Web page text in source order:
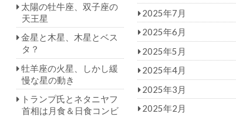
太陽の牡牛座、双子座の
天王星
金星と木星、木星とベス
タ？
牡羊座の火星、しかし緩
慢な星の動き
トランプ氏とネタニヤフ
首相は月食＆日食コンビ
2025年7月
2025年6月
2025年5月
2025年4月
2025年3月
2025年2月